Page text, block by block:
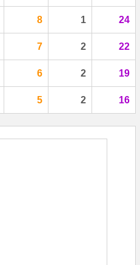
8 1 24
7 2 22
6 2 19
5 2 16